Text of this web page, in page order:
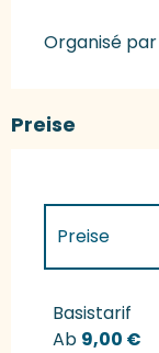
Organisé par
Preise
Preise
Preise 2027
Basistarif
Ab 9,00 €